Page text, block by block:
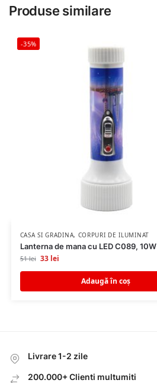
Produse similare
-35%
CASA SI GRADINA, CORPURI DE ILUMINAT
Lanterna de mana cu LED C089, 10W
51lei 33 lei
Adaugă în coș
Livrare 1-2 zile
200.000+ Clienti multumiti